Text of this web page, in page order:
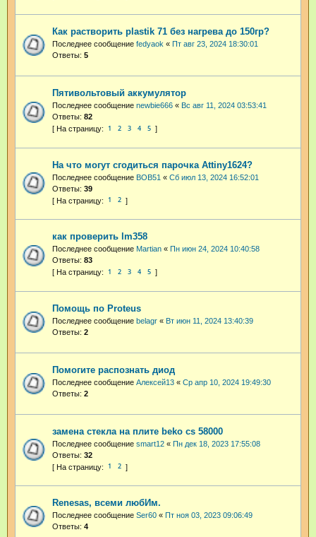
Как растворить plastik 71 без нагрева до 150гр?
Последнее сообщение fedyaok « Пт авг 23, 2024 18:30:01
Ответы: 5
Пятивольтовый аккумулятор
Последнее сообщение newbie666 « Вс авг 11, 2024 03:53:41
Ответы: 82
1 2 3 4 5
На что могут сгодиться парочка Attiny1624?
Последнее сообщение BOB51 « Сб июл 13, 2024 16:52:01
Ответы: 39
1 2
как проверить lm358
Последнее сообщение Martian « Пн июн 24, 2024 10:40:58
Ответы: 83
1 2 3 4 5
Помощь по Proteus
Последнее сообщение belagr « Вт июн 11, 2024 13:40:39
Ответы: 2
Помогите распознать диод
Последнее сообщение Алексей13 « Ср апр 10, 2024 19:49:30
Ответы: 2
замена стекла на плите beko cs 58000
Последнее сообщение smart12 « Пн дек 18, 2023 17:55:08
Ответы: 32
1 2
Renesas, всеми любИм.
Последнее сообщение Ser60 « Пт ноя 03, 2023 09:06:49
Ответы: 4